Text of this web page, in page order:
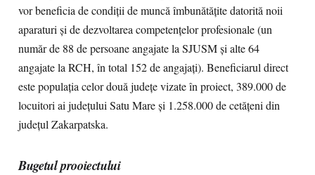
vor beneficia de condiții de muncă îmbunătățite datorită noii
aparaturi și de dezvoltarea competențelor profesionale (un
număr de 88 de persoane angajate la SJUSM și alte 64
angajate la RCH, în total 152 de angajați). Beneficiarul direct
este populația celor două județe vizate în proiect, 389.000 de
locuitori ai județului Satu Mare și 1.258.000 de cetățeni din
județul Zakarpatska.
Bugetul prooiectului